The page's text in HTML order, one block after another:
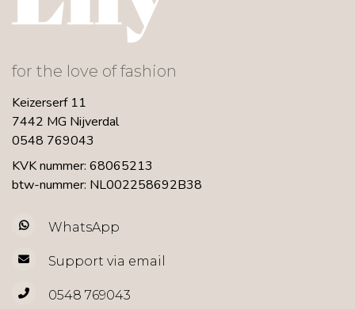
for the love of fashion
Keizerserf 11
7442 MG Nijverdal
0548 769043
KVK nummer: 68065213
btw-nummer: NL002258692B38
WhatsApp
Support via email
0548 769043